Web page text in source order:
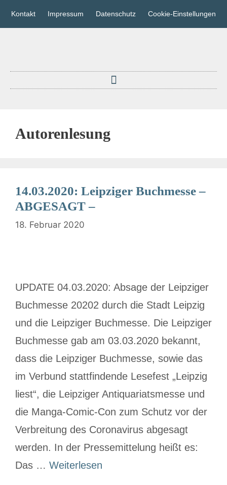
Kontakt Impressum Datenschutz Cookie-Einstellungen
Autorenlesung
14.03.2020: Leipziger Buchmesse –
ABGESAGT –
18. Februar 2020
UPDATE 04.03.2020: Absage der Leipziger
Buchmesse 20202 durch die Stadt Leipzig
und die Leipziger Buchmesse. Die Leipziger
Buchmesse gab am 03.03.2020 bekannt,
dass die Leipziger Buchmesse, sowie das
im Verbund stattfindende Lesefest „Leipzig
liest“, die Leipziger Antiquariatsmesse und
die Manga-Comic-Con zum Schutz vor der
Verbreitung des Coronavirus abgesagt
werden. In der Pressemittelung heißt es:
Das … Weiterlesen